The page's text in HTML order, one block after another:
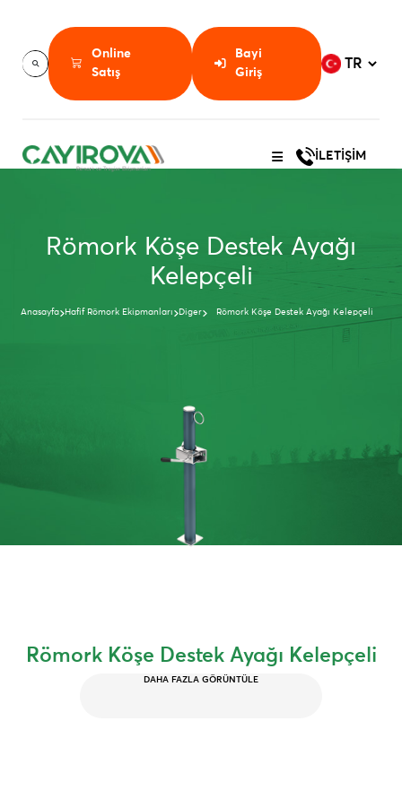
Online
Satış
Bayi
Giriş
İLETİŞİM
Römork Köşe Destek Ayağı
Kelepçeli
Anasayfa Hafif Römork Ekipmanları Diger Römork Köşe Destek Ayağı Kelepçeli
Römork Köşe Destek Ayağı Kelepçeli
DAHA FAZLA GÖRÜNTÜLE